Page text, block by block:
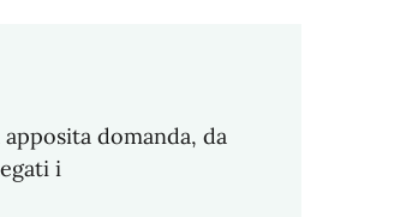
domanda, da
i